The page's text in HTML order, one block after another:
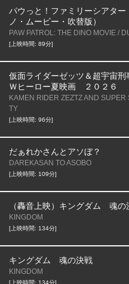
パウっと！ファミリーシアタ
ノ・ムービー・吹替版）
PAW PATROL: THE DINO MOVIE /
[上映時間: 89分]
仮面ライダーゼッツ＆超宇宙
Ｗヒーロー夏映画 ２０２６
KAMEN RIDER ZEZTZ AND SUPER
TY
[上映時間: 96分]
だぁれかさんとアソぼ？
DAREKASAN TO ASOBO
[上映時間: 109分]
（轟音上映）キングダム 魂の
KINGDOM
[上映時間: 134分]
キングダム 魂の決戦
KINGDOM
[上映時間: 134分]